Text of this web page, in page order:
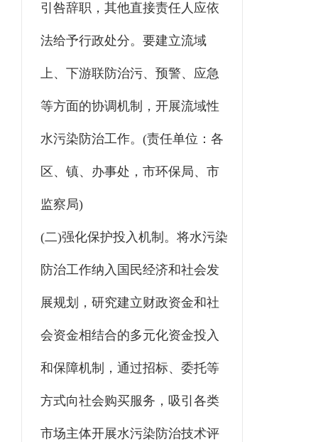
引咎辞职，其他直接责任人应依
法给予行政处分。要建立流域
上、下游联防治污、预警、应急
等方面的协调机制，开展流域性
水污染防治工作。(责任单位：各
区、镇、办事处，市环保局、市
监察局)
(二)强化保护投入机制。将水污染
防治工作纳入国民经济和社会发
展规划，研究建立财政资金和社
会资金相结合的多元化资金投入
和保障机制，通过招标、委托等
方式向社会购买服务，吸引各类
市场主体开展水污染防治技术评